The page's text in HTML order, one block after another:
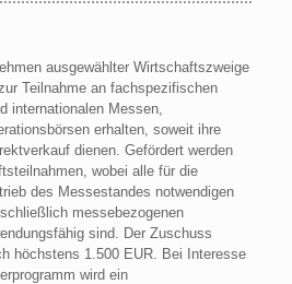
ausgewählter Wirtschaftszweige
Teilnahme an fachspezifischen
internationalen Messen,
erhalten, soweit ihre
dienen. Gefördert werden
wobei alle für die
des Messestandes notwendigen
messebezogenen
sind. Der Zuschuss
höchstens 1.500 EUR. Bei Interesse
wird ein